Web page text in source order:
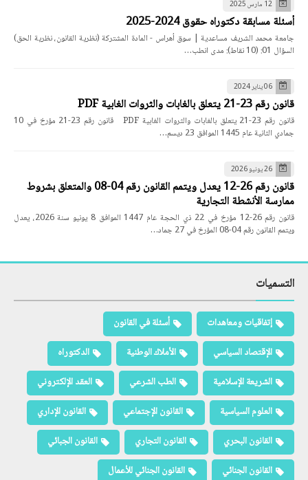
12 مارس 2025
أسئلة مسابقة دكتوراه حقوق 2024-2025
جامعة محمد الشريف مساعدية | سوق أهراس - المادة المشتركة (نظرية القانون، نظرية الحق)
السؤال 01: (10 نقاط): مدى انطب…
06 يناير 2024
قانون رقم 23-21 يتعلق بالغابات والثروات الغابية PDF
قانون رقم 23-21 يتعلق بالغابات والثروات الغابية PDF قانون رقم 23-21 مؤرخ في 10
جمادي الثانية عام 1445 الموافق 23 ديسم…
26 يونيو 2026
قانون رقم 26-12 يعدل ويتمم القانون رقم 04-08 والمتعلق بشروط
ممارسة الأنشطة التجارية
قانون رقم 26-12 مؤرخ في 22 ذي الحجة عام 1447 الموافق 8 يونيو سنة 2026، يعدل
ويتمم القانون رقم 04-08 المؤرخ في 27 جماد…
التسميات
إتفاقيات ومعاهدات
أسئلة في القانون
الإقتصاد السياسي
الأملاك الوطنية
الدكتوراه
الشريعة الإسلامية
الطب الشرعي
العقد الإلكتروني
العلوم السياسية
القانون الإجتماعي
القانون الإداري
القانون البحري
القانون التجاري
القانون الجبائي
القانون الجنائي
القانون الجنائي للأعمال